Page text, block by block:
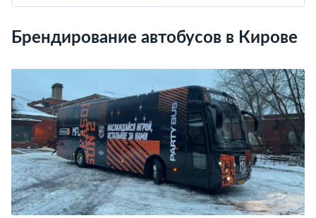
Брендирование автобусов в Кирове